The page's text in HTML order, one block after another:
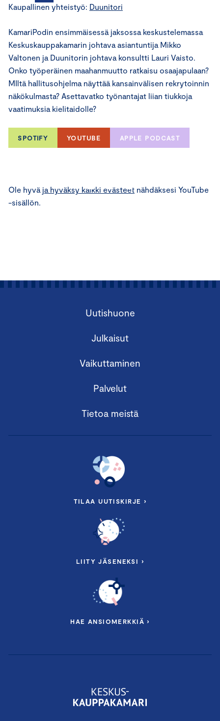
Kaupallinen yhteistyö: Duunitori
KamariPodin ensimmäisessä jaksossa keskustelemassa
Keskuskauppakamarin johtava asiantuntija Mikko
Valtonen ja Duunitorin johtava konsultti Lauri Vaisto.
Onko työperäinen maahanmuutto ratkaisu osaajapulaan?
MIltä hallitusohjelma näyttää kansainvälisen rekrytoinnin
näkökulmasta? Asettavatko työnantajat liian tiukkoja
vaatimuksia kielitaidolle?
SPOTIFY YOUTUBE APPLE PODCAST
⋯
Ole hyvä ja hyväksy kaikki evästeet nähdäksesi YouTube
-sisällön.
Uutishuone
Julkaisut
Vaikuttaminen
Palvelut
Tietoa meistä
TILAA UUTISKIRJE ›
LIITY JÄSENEKSI ›
HAE ANSIOMERKKIÄ ›